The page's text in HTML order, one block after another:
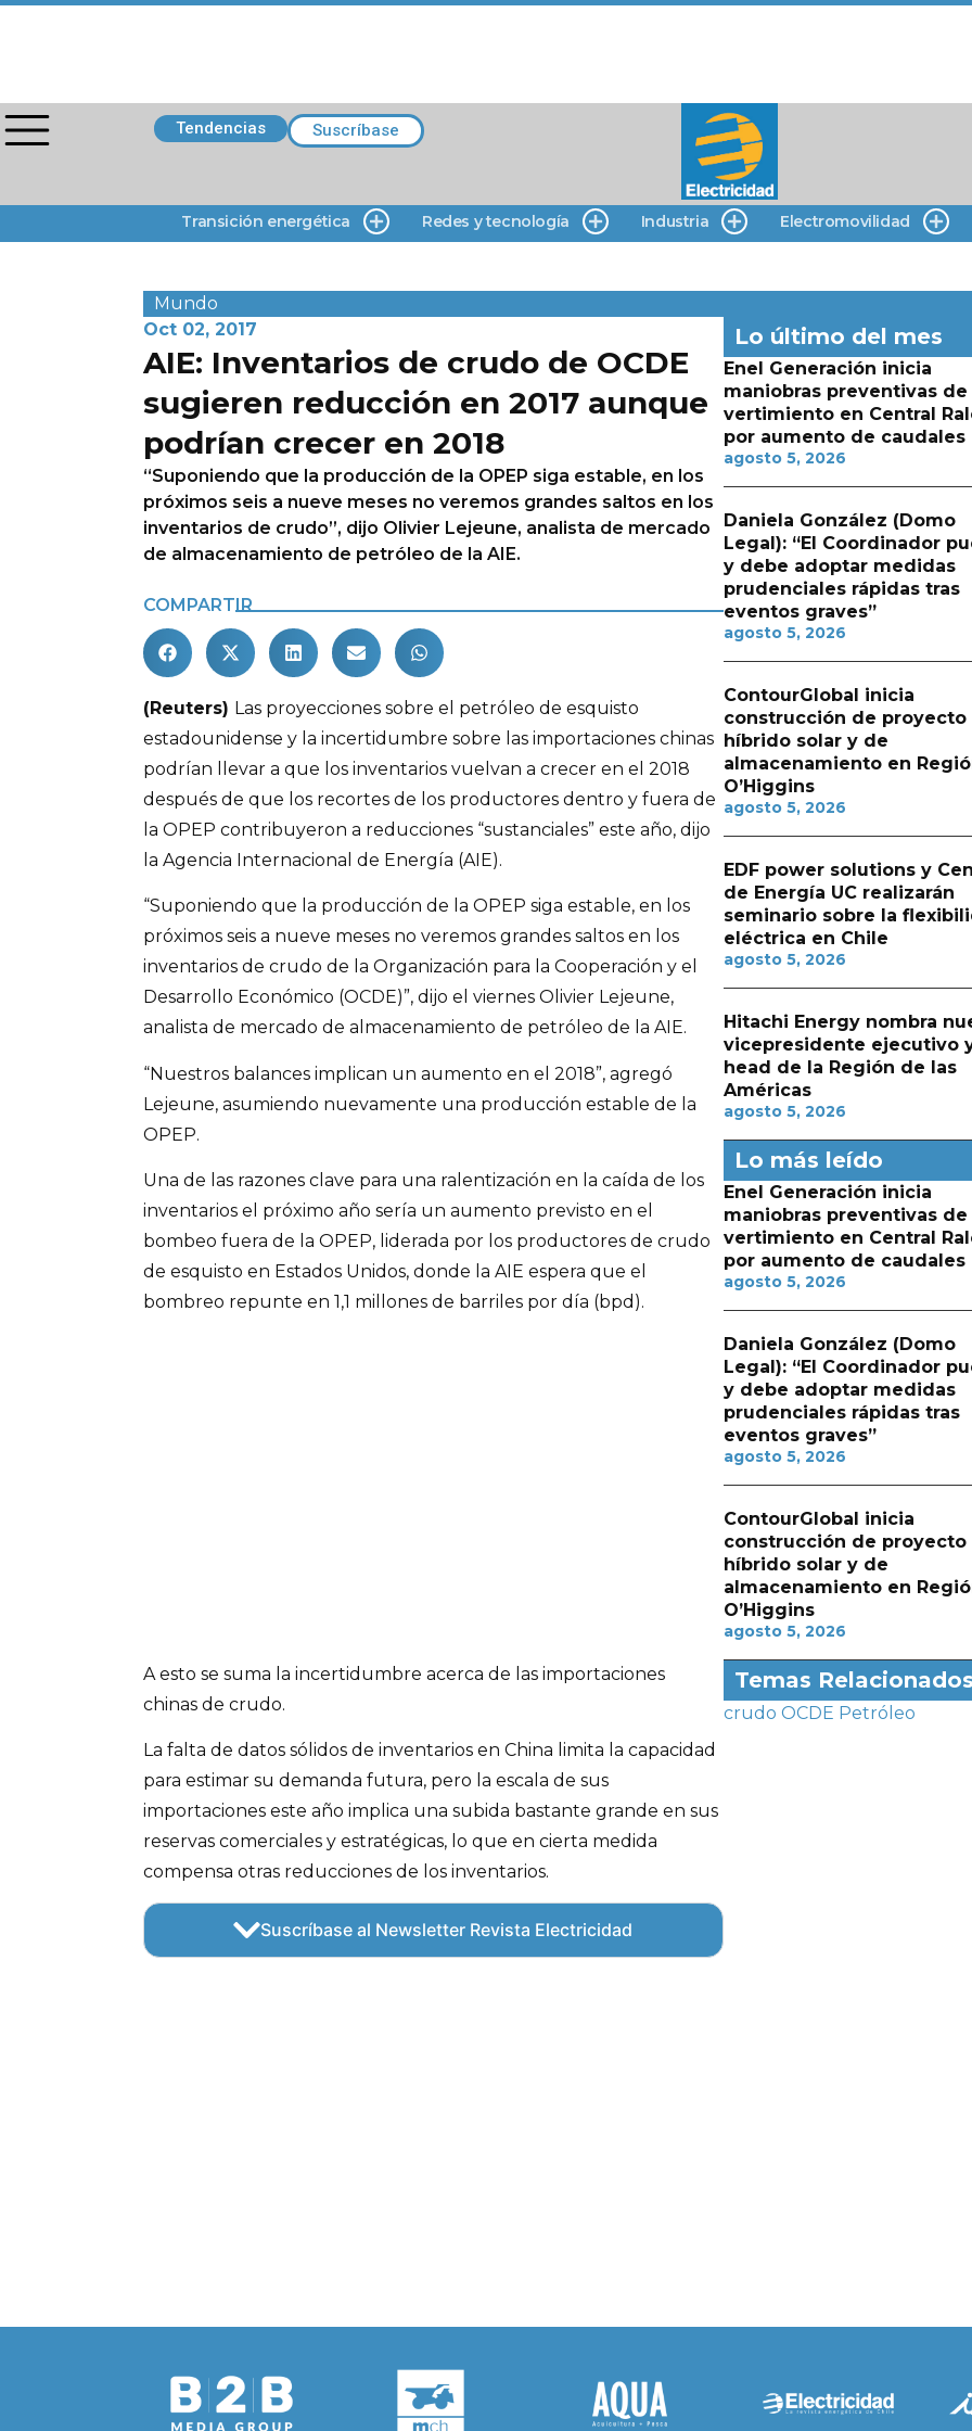
Tendencias Suscríbase
Transición energética Redes y tecnología Industria Electromovilidad
Mundo
Oct 02, 2017
AIE: Inventarios de crudo de OCDE
sugieren reducción en 2017 aunque
podrían crecer en 2018
“Suponiendo que la producción de la OPEP siga estable, en los
próximos seis a nueve meses no veremos grandes saltos en los
inventarios de crudo”, dijo Olivier Lejeune, analista de mercado
de almacenamiento de petróleo de la AIE.
COMPARTIR
(Reuters) Las proyecciones sobre el petróleo de esquisto
estadounidense y la incertidumbre sobre las importaciones chinas
podrían llevar a que los inventarios vuelvan a crecer en el 2018
después de que los recortes de los productores dentro y fuera de
la OPEP contribuyeron a reducciones “sustanciales” este año, dijo
la Agencia Internacional de Energía (AIE).
“Suponiendo que la producción de la OPEP siga estable, en los
próximos seis a nueve meses no veremos grandes saltos en los
inventarios de crudo de la Organización para la Cooperación y el
Desarrollo Económico (OCDE)”, dijo el viernes Olivier Lejeune,
analista de mercado de almacenamiento de petróleo de la AIE.
“Nuestros balances implican un aumento en el 2018”, agregó
Lejeune, asumiendo nuevamente una producción estable de la
OPEP.
Una de las razones clave para una ralentización en la caída de los
inventarios el próximo año sería un aumento previsto en el
bombeo fuera de la OPEP, liderada por los productores de crudo
de esquisto en Estados Unidos, donde la AIE espera que el
bombreo repunte en 1,1 millones de barriles por día (bpd).
A esto se suma la incertidumbre acerca de las importaciones
chinas de crudo.
La falta de datos sólidos de inventarios en China limita la capacidad
para estimar su demanda futura, pero la escala de sus
importaciones este año implica una subida bastante grande en sus
reservas comerciales y estratégicas, lo que en cierta medida
compensa otras reducciones de los inventarios.
Suscríbase al Newsletter Revista Electricidad
Lo último del mes
Enel Generación inicia
maniobras preventivas de
vertimiento en Central
por aumento de caudales
agosto 5, 2026
Daniela González (Domo
Legal): “El Coordinador
y debe adoptar medidas
prudenciales rápidas tras
eventos graves”
agosto 5, 2026
ContourGlobal inicia
construcción de proyecto
híbrido solar y de
almacenamiento en
O’Higgins
agosto 5, 2026
EDF power solutions y
de Energía UC realizarán
seminario sobre la
eléctrica en Chile
agosto 5, 2026
Hitachi Energy nombra
vicepresidente ejecutivo
head de la Región de las
Américas
agosto 5, 2026
Lo más leído
Enel Generación inicia
maniobras preventivas de
vertimiento en Central
por aumento de caudales
agosto 5, 2026
Daniela González (Domo
Legal): “El Coordinador
y debe adoptar medidas
prudenciales rápidas tras
eventos graves”
agosto 5, 2026
ContourGlobal inicia
construcción de proyecto
híbrido solar y de
almacenamiento en
O’Higgins
agosto 5, 2026
Temas Relacionados
crudo OCDE Petróleo